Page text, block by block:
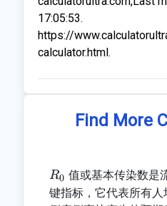
17:05:53.
https://
calculator.html.
Find More
R_0
R0 值或基本传染数是
键指标，它代表所有